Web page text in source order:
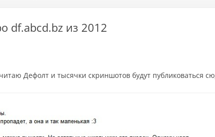
df.abcd.bz из 2012
Дефолт и тысячки скриншотов будут публиковаться